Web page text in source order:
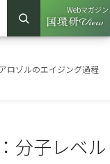
サイト内検索
検索
Webマガジン
（別ウイ
ロゾルのエイジング過程
分子レベル